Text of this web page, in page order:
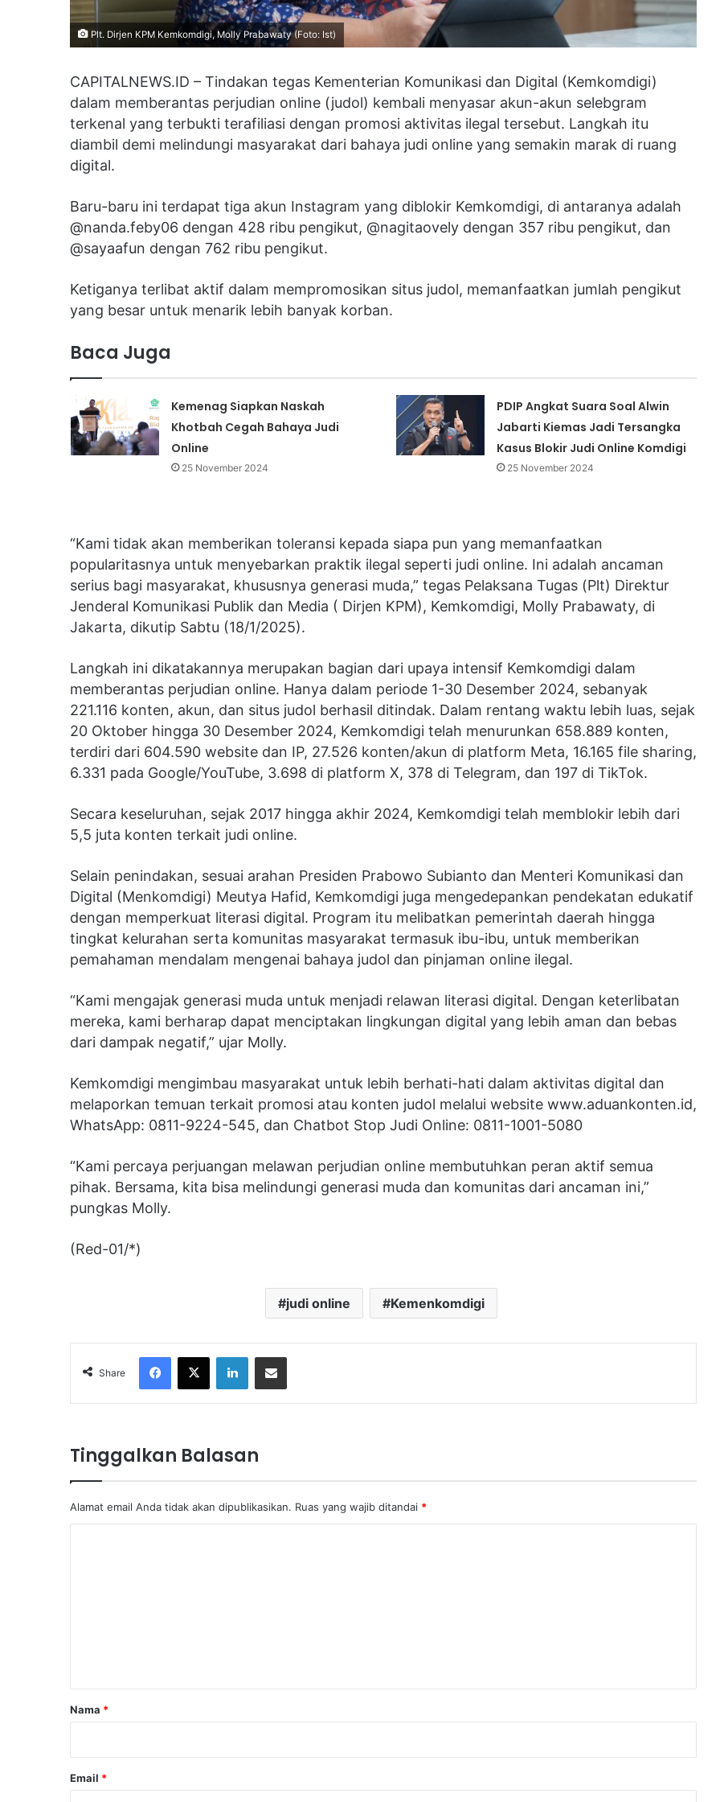
Plt. Dirjen KPM Kemkomdigi, Molly Prabawaty (Foto: Ist)
CAPITALNEWS.ID – Tindakan tegas Kementerian Komunikasi dan Digital (Kemkomdigi)
dalam memberantas perjudian online (judol) kembali menyasar akun-akun selebgram
terkenal yang terbukti terafiliasi dengan promosi aktivitas ilegal tersebut. Langkah itu
diambil demi melindungi masyarakat dari bahaya judi online yang semakin marak di ruang
digital.
Baru-baru ini terdapat tiga akun Instagram yang diblokir Kemkomdigi, di antaranya adalah
@nanda.feby06 dengan 428 ribu pengikut, @nagitaovely dengan 357 ribu pengikut, dan
@sayaafun dengan 762 ribu pengikut.
Ketiganya terlibat aktif dalam mempromosikan situs judol, memanfaatkan jumlah pengikut
yang besar untuk menarik lebih banyak korban.
Baca Juga
Kemenag Siapkan Naskah
Khotbah Cegah Bahaya Judi
Online
25 November 2024
PDIP Angkat Suara Soal Alwin
Jabarti Kiemas Jadi Tersangka
Kasus Blokir Judi Online Komdigi
25 November 2024
“Kami tidak akan memberikan toleransi kepada siapa pun yang memanfaatkan
popularitasnya untuk menyebarkan praktik ilegal seperti judi online. Ini adalah ancaman
serius bagi masyarakat, khususnya generasi muda,” tegas Pelaksana Tugas (Plt) Direktur
Jenderal Komunikasi Publik dan Media ( Dirjen KPM), Kemkomdigi, Molly Prabawaty, di
Jakarta, dikutip Sabtu (18/1/2025).
Langkah ini dikatakannya merupakan bagian dari upaya intensif Kemkomdigi dalam
memberantas perjudian online. Hanya dalam periode 1-30 Desember 2024, sebanyak
221.116 konten, akun, dan situs judol berhasil ditindak. Dalam rentang waktu lebih luas, sejak
20 Oktober hingga 30 Desember 2024, Kemkomdigi telah menurunkan 658.889 konten,
terdiri dari 604.590 website dan IP, 27.526 konten/akun di platform Meta, 16.165 file sharing,
6.331 pada Google/YouTube, 3.698 di platform X, 378 di Telegram, dan 197 di TikTok.
Secara keseluruhan, sejak 2017 hingga akhir 2024, Kemkomdigi telah memblokir lebih dari
5,5 juta konten terkait judi online.
Selain penindakan, sesuai arahan Presiden Prabowo Subianto dan Menteri Komunikasi dan
Digital (Menkomdigi) Meutya Hafid, Kemkomdigi juga mengedepankan pendekatan edukatif
dengan memperkuat literasi digital. Program itu melibatkan pemerintah daerah hingga
tingkat kelurahan serta komunitas masyarakat termasuk ibu-ibu, untuk memberikan
pemahaman mendalam mengenai bahaya judol dan pinjaman online ilegal.
“Kami mengajak generasi muda untuk menjadi relawan literasi digital. Dengan keterlibatan
mereka, kami berharap dapat menciptakan lingkungan digital yang lebih aman dan bebas
dari dampak negatif,” ujar Molly.
Kemkomdigi mengimbau masyarakat untuk lebih berhati-hati dalam aktivitas digital dan
melaporkan temuan terkait promosi atau konten judol melalui website www.aduankonten.id,
WhatsApp: 0811-9224-545, dan Chatbot Stop Judi Online: 0811-1001-5080
“Kami percaya perjuangan melawan perjudian online membutuhkan peran aktif semua
pihak. Bersama, kita bisa melindungi generasi muda dan komunitas dari ancaman ini,”
pungkas Molly.
(Red-01/*)
judi online Kemenkomdigi
Share
Facebook
X LinkedInShare via Email
Tinggalkan Balasan
Alamat email Anda tidak akan dipublikasikan. Ruas yang wajib ditandai *
r
Nama *
Email *